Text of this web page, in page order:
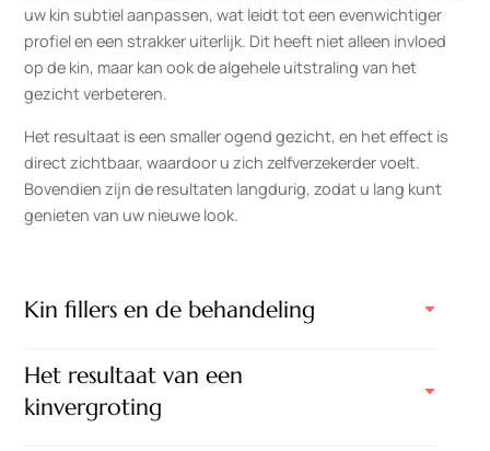
uw kin subtiel aanpassen, wat leidt tot een evenwichtiger
profiel en een strakker uiterlijk. Dit heeft niet alleen invloed
op de kin, maar kan ook de algehele uitstraling van het
gezicht verbeteren.
Het resultaat is een smaller ogend gezicht, en het effect is
direct zichtbaar, waardoor u zich zelfverzekerder voelt.
Bovendien zijn de resultaten langdurig, zodat u lang kunt
genieten van uw nieuwe look.
Kin fillers en de behandeling
Het resultaat van een
kinvergroting